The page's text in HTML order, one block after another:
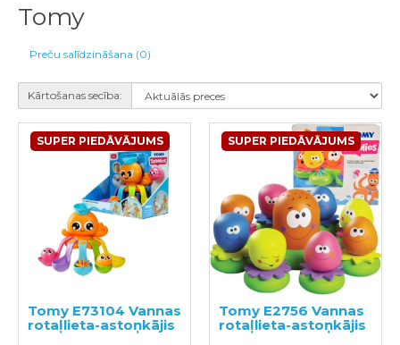
Tomy
Preču salīdzināšana (0)
Kārtošanas secība:
SUPER PIEDĀVĀJUMS
Tomy E73104 Vannas
rotaļlieta-astoņkājis
SUPER PIEDĀVĀJUMS
Tomy E2756 Vannas
rotaļlieta-astoņkājis